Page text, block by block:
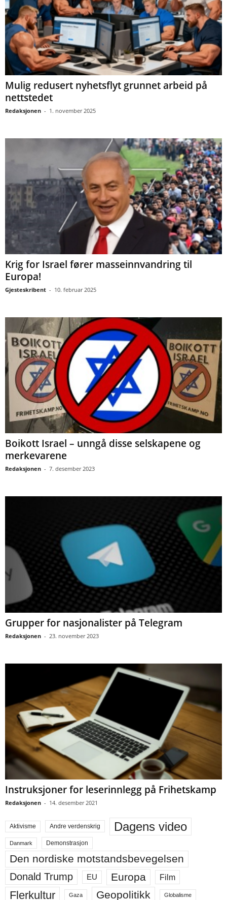
Mulig redusert nyhetsflyt grunnet arbeid på
nettstedet
Redaksjonen - 1. november 2025
Krig for Israel fører masseinnvandring til
Europa!
Gjesteskribent - 10. februar 2025
Boikott Israel – unngå disse selskapene og
merkevarene
Redaksjonen - 7. desember 2023
Grupper for nasjonalister på Telegram
Redaksjonen - 23. november 2023
Instruksjoner for leserinnlegg på Frihetskamp
Redaksjonen - 14. desember 2021
Aktivisme Andre verdenskrig Dagens video
Danmark Demonstrasjon
Den nordiske motstandsbevegelsen
Donald Trump EU Europa Film
Flerkultur Gaza Geopolitikk Globalisme